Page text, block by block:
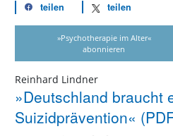
teilen teilen
»Psychotherapie im Alter«
abonnieren
Reinhard Lindner
»Deutschland braucht
Suizidprävention«